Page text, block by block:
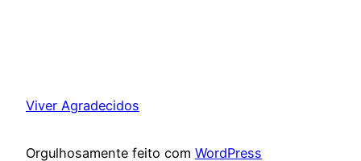
Viver Agradecidos
Orgulhosamente feito com WordPress